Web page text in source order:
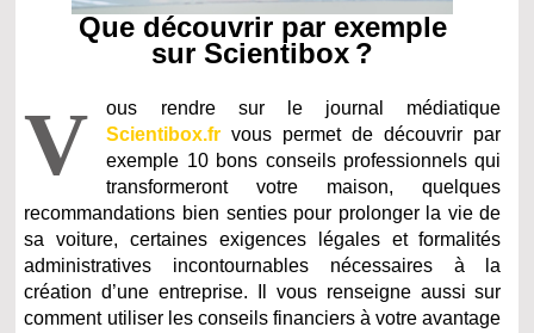
Que découvrir par exemple
sur Scientibox ?
V
ous rendre sur le journal médiatique
Scientibox.fr vous permet de découvrir par
exemple 10 bons conseils professionnels qui
transformeront votre maison, quelques
recommandations bien senties pour prolonger la vie de
sa voiture, certaines exigences légales et formalités
administratives incontournables nécessaires à la
création d’une entreprise. Il vous renseigne aussi sur
comment utiliser les conseils financiers à votre avantage